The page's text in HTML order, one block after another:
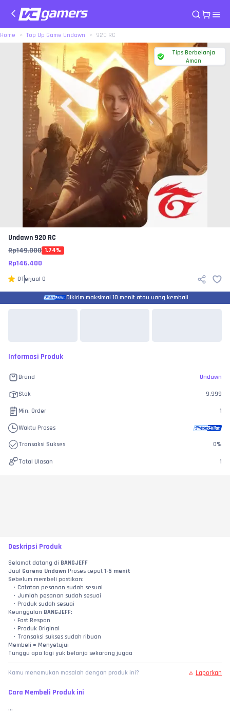
Home Top Up Game Undawn 920 RC
Tips Berbelanja
Aman
Undawn 920 RC
Rp149.000 1.74%
Rp146.400
0Terjual 0
Dikirim maksimal 10 menit atau uang kembali
Informasi Produk
Brand Undawn
Stok 9.999
Min. Order 1
Waktu Proses
Transaksi Sukses 0%
Total Ulasan 1
Deskripsi Produk
Selamat datang di BANGJEFF
Jual Garena Undawn Proses cepat 1-5 menit
Sebelum membeli pastikan:
Catatan pesanan sudah sesuai
Jumlah pesanan sudah sesuai
Produk sudah sesuai
Keunggulan BANGJEFF:
Fast Respon
Produk Original
Transaksi sukses sudah ribuan
Membeli = Menyetujui
Tunggu apa lagi yuk belanja sekarang jugaa
Kamu menemukan masalah dengan produk ini? Laporkan
Cara Membeli Produk ini
...